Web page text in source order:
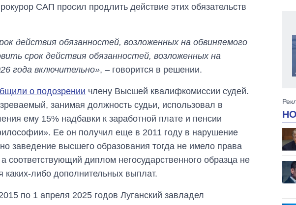
САП просил продлить действие этих обязательств
действия обязанностей, возложенных на обвиняемого
срок действия обязанностей, возложенных на
года включительно», – говорится в решении.
о подозрении члену Высшей квалифкомиссии судей.
занимая должность судьи, использовал в
ему 15% надбавки к заработной плате и пенсии
Ее он получил еще в 2011 году в нарушение
заведение высшего образования тогда не имело права
соответствующий диплом негосударственного образца не
каких-либо дополнительных выплат.
по 1 апреля 2025 годов Луганский завладел
Сколько
картофеля
выращивали в